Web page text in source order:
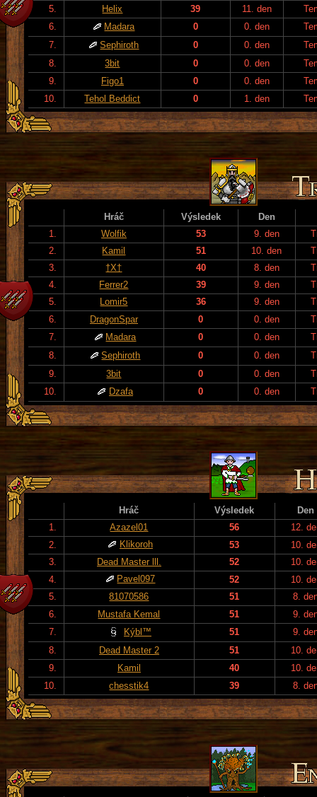
5.
Helix 39 11. den
6.
Madara 0 0. den
7.
Sephiroth 0 0. den
8.
3bit 0 0. den
9.
Figo1 0 0. den
10.
Tehol Beddict 0 1. den
Hráč Výsledek
Den
1.
Wolfik 53 9. den
2.
Kamil 51 10. den
3.
†X† 40 8. den
4.
Ferrer2 39 9. den
5.
Lomir5 36 9. den
6.
DragonSpar 0 0. den
7.
Madara 0 0. den
8.
Sephiroth 0 0. den
9.
3bit 0 0. den
10.
Dzafa 0 0. den
Hráč Výsledek
Den
1.
Azazel01 56
12.
2.
Klikoroh 53
10.
3.
Dead Master lll. 52
10.
4.
Pavel097 52
10.
5.
81070586 51
8.
6.
Mustafa Kemal 51
9.
7.
Kýbl™ 51
9.
8.
Dead Master 2 51
10.
9.
Kamil 40
10.
10.
chesstik4 39 8.